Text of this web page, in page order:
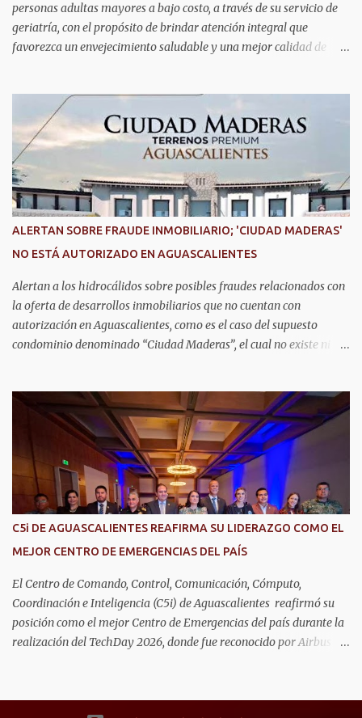
personas adultas mayores a bajo costo, a través de su servicio de
geriatría, con el propósito de brindar atención integral que
favorezca un envejecimiento saludable y una mejor calidad de
fundamentalmente en la prevención, el diagnóstico y tratamiento
de las enfermedades más comunes en las personas mayores de 60
años, como diabetes, hipertensión, deterioro cognitivo y
alzhéimer, entre otros padecimientos. "Nuestros adultos mayores
son el corazón de muchas familias y merecen todo nuestro respeto,
cuidado y reconocimiento; por eso, en el DIF Estatal impulsamos
servicios que les ayuden a cuidar su salud y a vivir esta etapa con
la atención y el acompañamiento que necesitan", señaló la
presidenta del DIF Estatal. Para acceder al servicio, las y los
interesados deben acudir a la Dirección de Servi...
ALERTAN SOBRE FRAUDE INMOBILIARIO; 'CIUDAD MADERAS'
NO ESTÁ AUTORIZADO EN AGUASCALIENTES
Alertan a los hidrocálidos sobre posibles fraudes relacionados con
la oferta de desarrollos inmobiliarios que no cuentan con
autorización en Aguascalientes, como es el caso del supuesto
condominio denominado “Ciudad Maderas”, el cual no existe ni
Municipal. Explicó que dicho desarrollo corresponde a otro
estado, específicamente Jalisco, por lo que la promoción de
“terrenos en Aguascalientes” bajo ese nombre distorsiona la
información y puede inducir a error a las personas interesadas en
adquirir un inmueble. "Hay unos anuncios que anuncian
desarrollos que como Ciudad Maderas, ese desarrollo no está
autorizado ni existe en Aguascalientes, es en Jalisco, entonces luego
no hay ningún desarrollo autorizado con ese nombre y tengo
entendido que está en Jalisco", dijo. En este sen...
C5i DE AGUASCALIENTES REAFIRMA SU LIDERAZGO COMO EL
MEJOR CENTRO DE EMERGENCIAS DEL PAÍS
El Centro de Comando, Control, Comunicación, Cómputo,
Coordinación e Inteligencia (C5i) de Aguascalientes reafirmó su
posición como el mejor Centro de Emergencias del país durante la
realización del TechDay 2026, donde fue reconocido por Airbus
seguridad pública y la atención de emergencias. Este encuentro